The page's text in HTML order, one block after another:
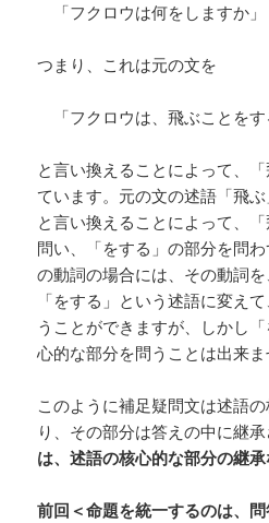
「フクロウは何をしますか」
つまり、これは元の文を
「フクロウは、飛ぶことをす
と言い換えることによって、
ています。元の文の述語「飛ぶ
と言い換えることによって、
問い、「をする」の部分を問
の動詞の場合には、その動詞
「をする」という述語に変え
うことができますが、しかし
心的な部分を問うことは出来ま
このように補足疑問文は述語
り、その部分は答えの中に継
は、述語の核心的な部分の継
前回＜命題を統一するのは、